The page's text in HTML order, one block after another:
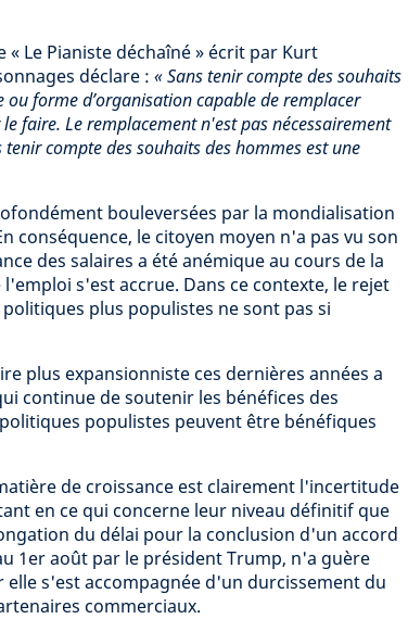
Le Pianiste déchaîné » écrit par Kurt
déclare : « Sans tenir compte des souhaits
forme d’organisation capable de remplacer
faire. Le remplacement n'est pas nécessairement
compte des souhaits des hommes est une
bouleversées par la mondialisation
conséquence, le citoyen moyen n'a pas vu son
des salaires a été anémique au cours de la
s'est accrue. Dans ce contexte, le rejet
plus populistes ne sont pas si
plus expansionniste ces dernières années a
continue de soutenir les bénéfices des
populistes peuvent être bénéfiques
de croissance est clairement l'incertitude
en ce qui concerne leur niveau définitif que
du délai pour la conclusion d'un accord
1er août par le président Trump, n'a guère
s'est accompagnée d'un durcissement du
commerciaux.